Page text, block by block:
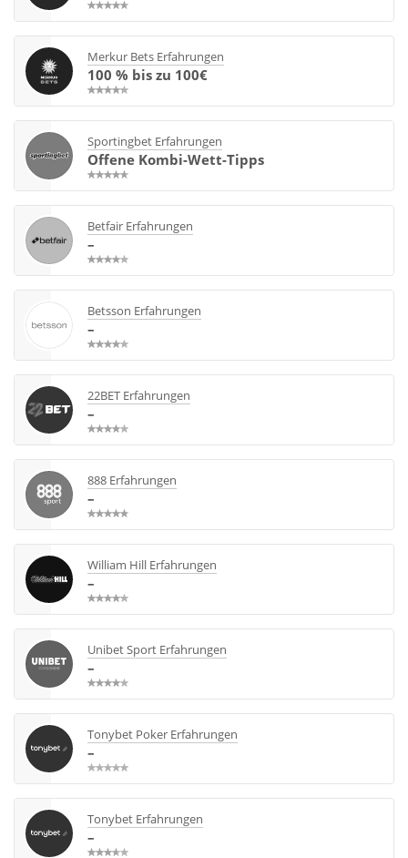
Merkur Bets Erfahrungen
100 % bis zu 100€
Sportingbet Erfahrungen
Offene Kombi-Wett-Tipps
Betfair Erfahrungen
–
Betsson Erfahrungen
–
22BET Erfahrungen
–
888 Erfahrungen
–
William Hill Erfahrungen
–
Unibet Sport Erfahrungen
–
Tonybet Poker Erfahrungen
–
Tonybet Erfahrungen
–